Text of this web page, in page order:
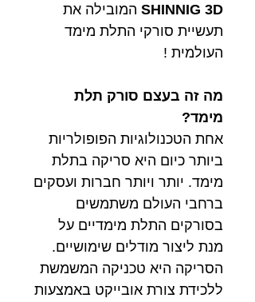
SHINNIG 3D המובילה את
תעשיית סורקי התלת מימד
העולמית !
מה זה בעצם סורק תלת
מימד?
אחת הטכנולוגיות הפופולריות
ביותר כיום היא סריקה בתלת
מימד. יותר ויותר חברות ועסקים
ברחבי העולם משתמשים
בסורקים התלת מימדיים על
מנת ליצור מודלים שימושיים.
הסריקה היא טכניקה המשמשת
ללכידת צורת אובייקט באמצעות